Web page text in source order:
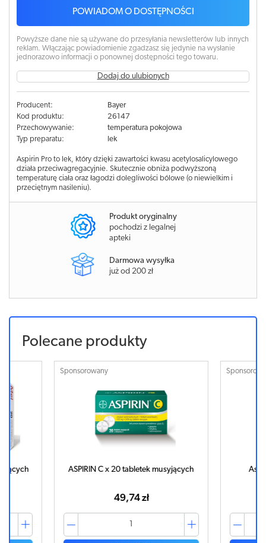
POWIADOM O DOSTĘPNOŚCI
Powyższe dane nie są używane do przesyłania newsletterów lub innych
reklam. Włączając powiadomienie zgadzasz się jedynie na wysłanie
jednorazowo informacji o ponownej dostępności tego towaru.
Dodaj do ulubionych
Producent:
Bayer
Kod produktu:
26147
Przechowywanie:
temperatura pokojowa
Typ preparatu:
lek
Aspirin Pro to lek, który dzięki zawartości kwasu acetylosalicylowego
działa przeciwagregacyjnie. Skutecznie obniża podwyższoną
temperaturę ciała oraz łagodzi dolegliwości bólowe (o niewielkim i
przeciętnym nasileniu).
Produkt oryginalny
pochodzi z legalnej
apteki
Darmowa wysyłka
już od 200 zł
Polecane produkty
Sponsorowany
ASPIRIN C x 20 tabletek musyjących
49,74 zł